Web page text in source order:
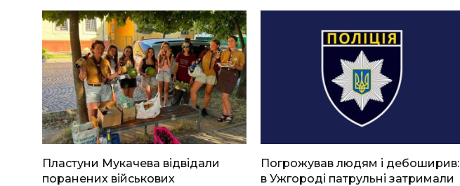
Пластуни Мукачева відвідали
поранених військових
Погрожував людям і дебоширив:
в Ужгороді патрульні затримали